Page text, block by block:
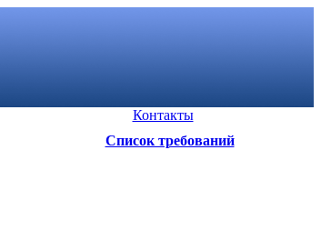
Контакты
Список требований